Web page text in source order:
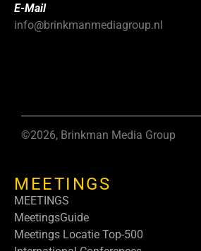
E-Mail
info@brinkmanmediagroup.nl
©2026, Brinkman Media Group
MEETINGS
MEETINGS
MeetingsGuide
Meetings Locatie Top-500